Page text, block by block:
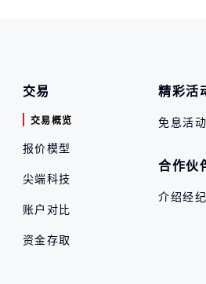
交易
交易概览
报价模型
尖端科技
账户对比
资金存取
精彩活
免息活动
合作伙
介绍经